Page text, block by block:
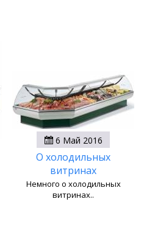
6 Май 2016
О холодильных
витринах
Немного о холодильных
витринах..